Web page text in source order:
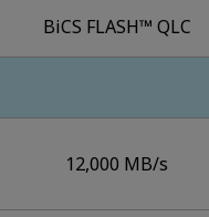
BiCS FLASH™ QLC
12,000 MB/s